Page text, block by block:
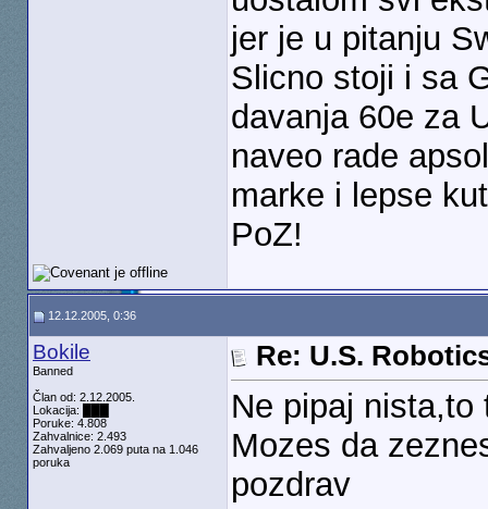
jer je u pitanju
Slicno stoji i sa
davanja 60e za
naveo rade
marke i lepse
PoZ!
12.12.2005, 0:36
Bokile
Banned
Član od: 2.12.2005.
Lokacija: ███
Poruke: 4.808
Zahvalnice: 2.493
Zahvaljeno 2.069 puta na 1.046
poruka
Re: U.S.
Ne pipaj nista,to
Mozes da
pozdrav